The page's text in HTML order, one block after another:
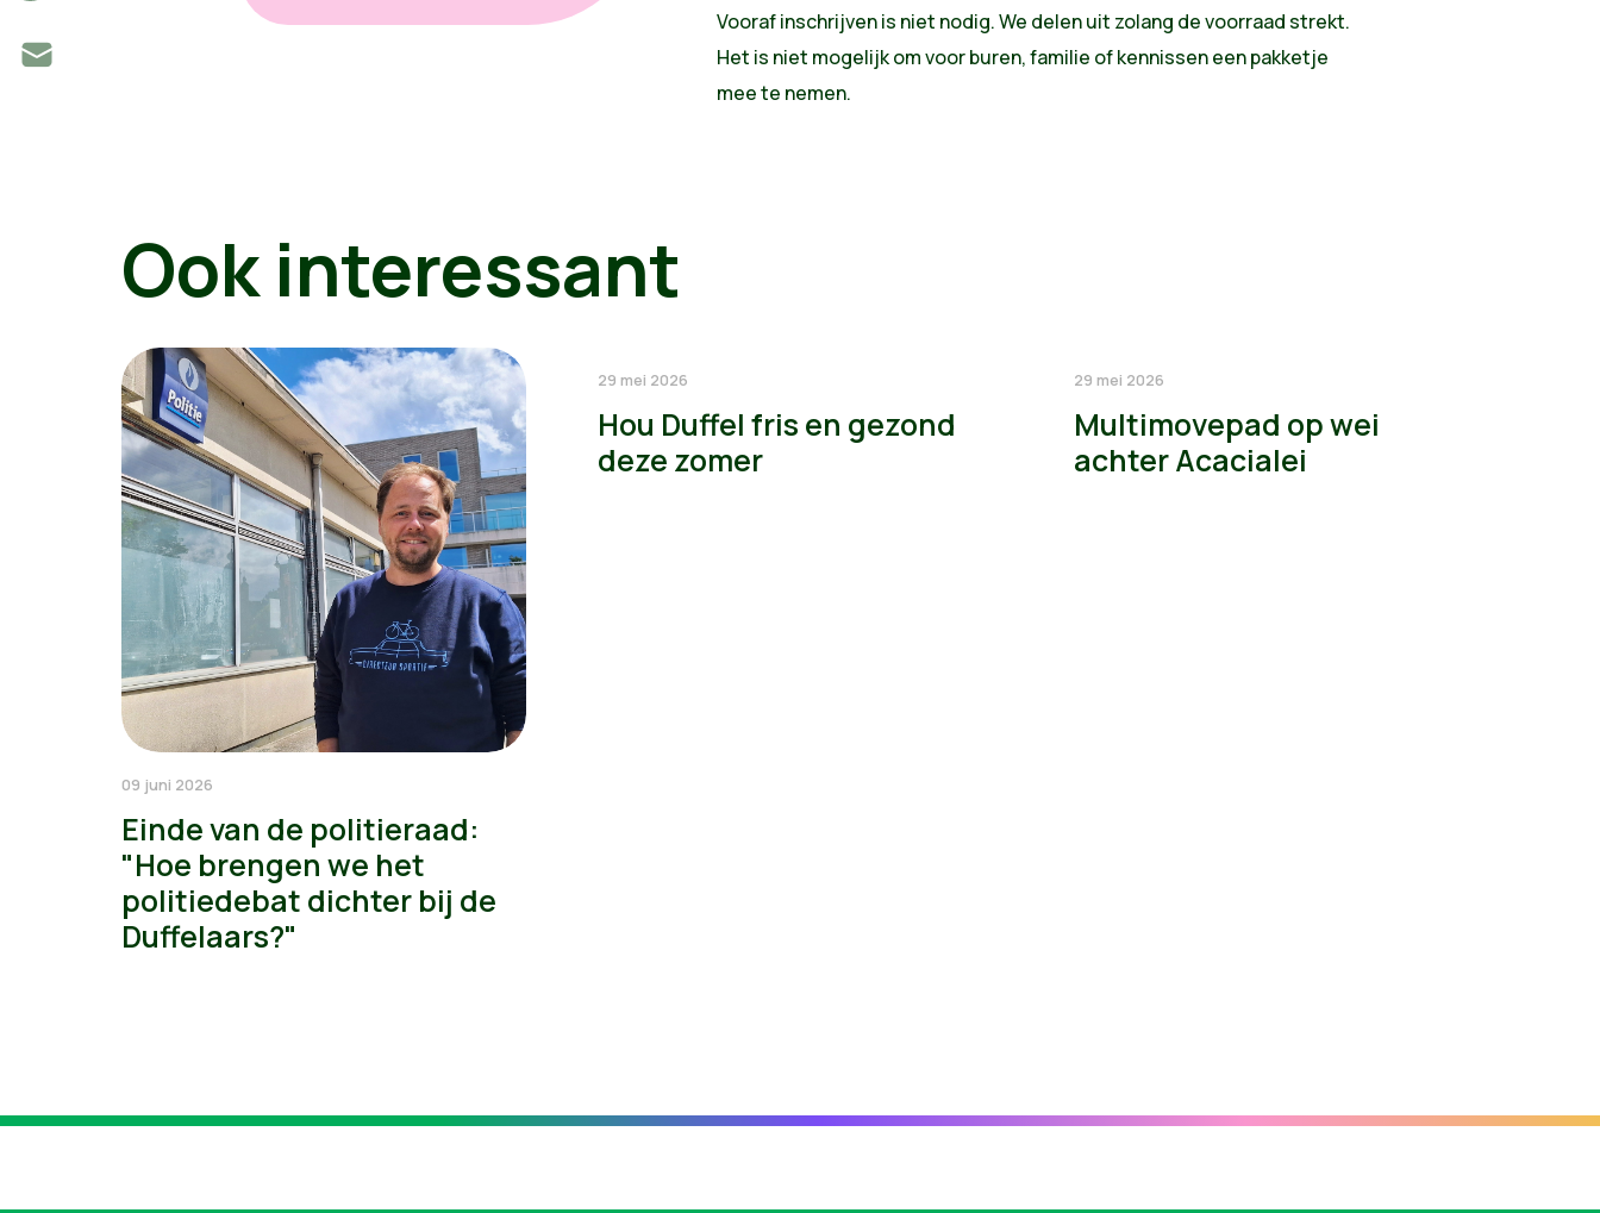
Vooraf inschrijven is niet nodig. We delen uit zolang de voorraad strekt.
Het is niet mogelijk om voor buren, familie of kennissen een pakketje
mee te nemen.
Ook interessant
09 juni 2026
Einde van de politieraad:
"Hoe brengen we het
politiedebat dichter bij de
Duffelaars?"
29 mei 2026
Hou Duffel fris en gezond
deze zomer
29 mei 2026
Multimovepad op wei
achter Acacialei